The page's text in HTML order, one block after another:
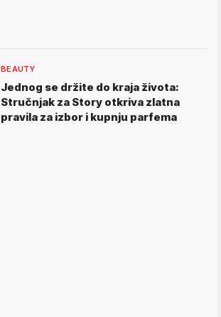
BEAUTY
Jednog se držite do kraja života:
Stručnjak za Story otkriva zlatna
pravila za izbor i kupnju parfema